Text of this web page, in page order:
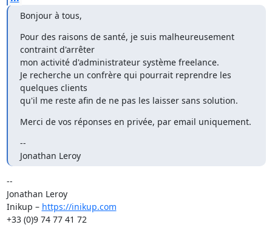
Bonjour à tous,
Pour des raisons de santé, je suis malheureusement
contraint d'arrêter
mon activité d'administrateur système freelance.
Je recherche un confrère qui pourrait reprendre les
quelques clients
qu'il me reste afin de ne pas les laisser sans solution.
Merci de vos réponses en privée, par email uniquement.
--
Jonathan Leroy
--
Jonathan Leroy
Inikup – https://inikup.com
+33 (0)9 74 77 41 72